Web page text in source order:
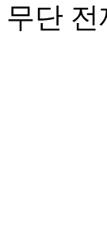
무단